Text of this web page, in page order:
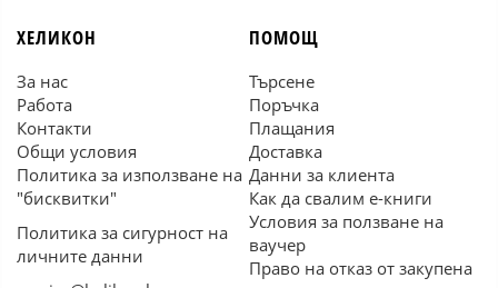
ХЕЛИКОН
За нас
Работа
Контакти
Общи условия
Политика за използване на
"бисквитки"
Политика за сигурност на
личните данни
ПОМОЩ
Търсене
Поръчка
Плащания
Доставка
Данни за клиента
Как да свалим е-книги
Условия за ползване на
ваучер
Право на отказ от закупена